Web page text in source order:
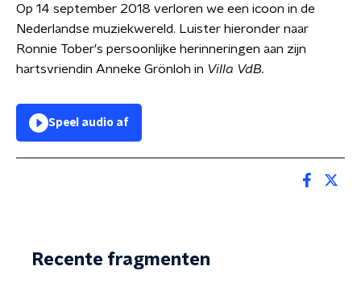
Op 14 september 2018 verloren we een icoon in de
Nederlandse muziekwereld. Luister hieronder naar
Ronnie Tober's persoonlijke herinneringen aan zijn
hartsvriendin Anneke Grönloh in Villa VdB.
Speel audio af
Recente fragmenten